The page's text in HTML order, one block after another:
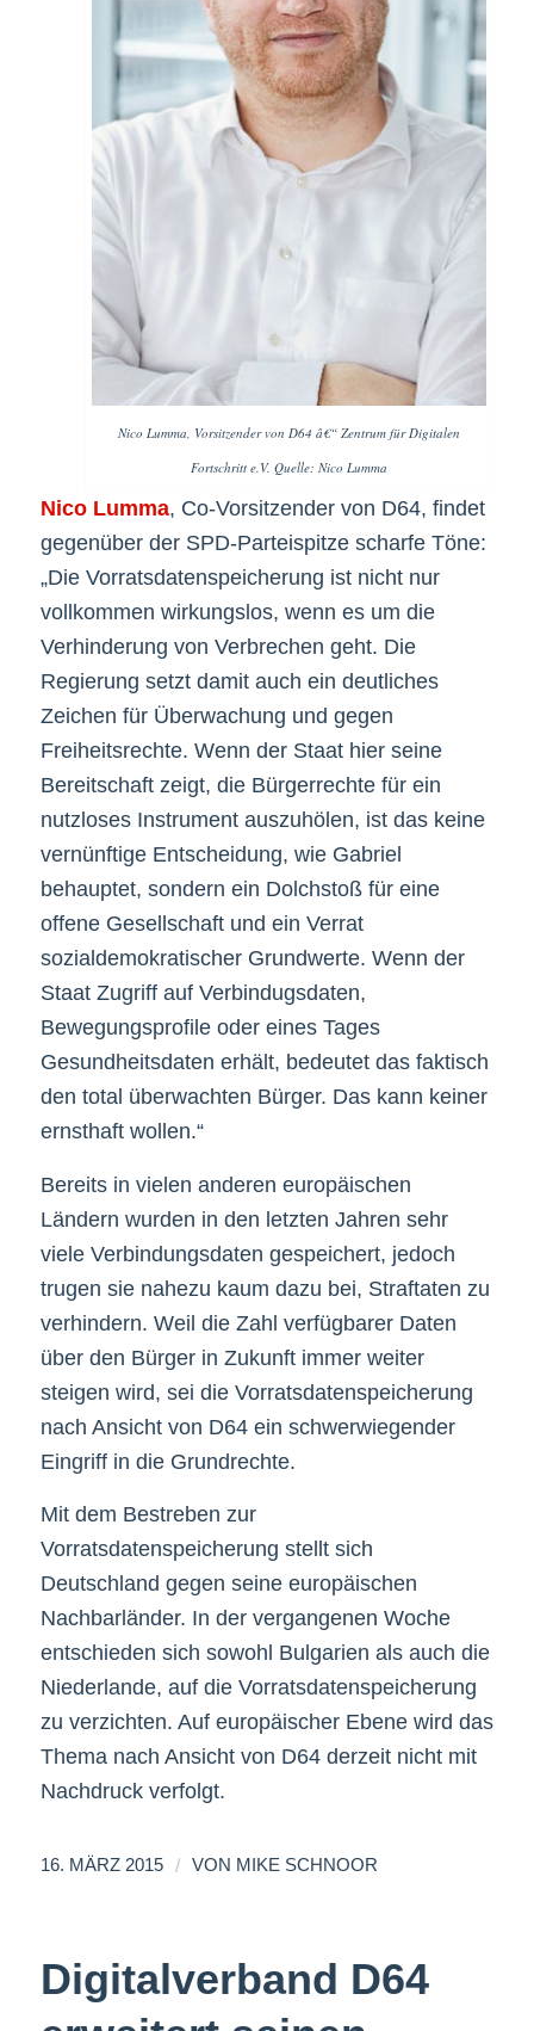
Nico Lumma, Vorsitzender von D64 â€“ Zentrum für Digitalen
Fortschritt e.V. Quelle: Nico Lumma
Nico Lumma, Co-Vorsitzender von D64, findet
gegenüber der SPD-Parteispitze scharfe Töne:
„Die Vorratsdatenspeicherung ist nicht nur
vollkommen wirkungslos, wenn es um die
Verhinderung von Verbrechen geht. Die
Regierung setzt damit auch ein deutliches
Zeichen für Überwachung und gegen
Freiheitsrechte. Wenn der Staat hier seine
Bereitschaft zeigt, die Bürgerrechte für ein
nutzloses Instrument auszuhölen, ist das keine
vernünftige Entscheidung, wie Gabriel
behauptet, sondern ein Dolchstoß für eine
offene Gesellschaft und ein Verrat
sozialdemokratischer Grundwerte. Wenn der
Staat Zugriff auf Verbindugsdaten,
Bewegungsprofile oder eines Tages
Gesundheitsdaten erhält, bedeutet das faktisch
den total überwachten Bürger. Das kann keiner
ernsthaft wollen.“
Bereits in vielen anderen europäischen
Ländern wurden in den letzten Jahren sehr
viele Verbindungsdaten gespeichert, jedoch
trugen sie nahezu kaum dazu bei, Straftaten zu
verhindern. Weil die Zahl verfügbarer Daten
über den Bürger in Zukunft immer weiter
steigen wird, sei die Vorratsdatenspeicherung
nach Ansicht von D64 ein schwerwiegender
Eingriff in die Grundrechte.
Mit dem Bestreben zur
Vorratsdatenspeicherung stellt sich
Deutschland gegen seine europäischen
Nachbarländer. In der vergangenen Woche
entschieden sich sowohl Bulgarien als auch die
Niederlande, auf die Vorratsdatenspeicherung
zu verzichten. Auf europäischer Ebene wird das
Thema nach Ansicht von D64 derzeit nicht mit
Nachdruck verfolgt.
16. MÄRZ 2015 / VON MIKE SCHNOOR
Digitalverband D64